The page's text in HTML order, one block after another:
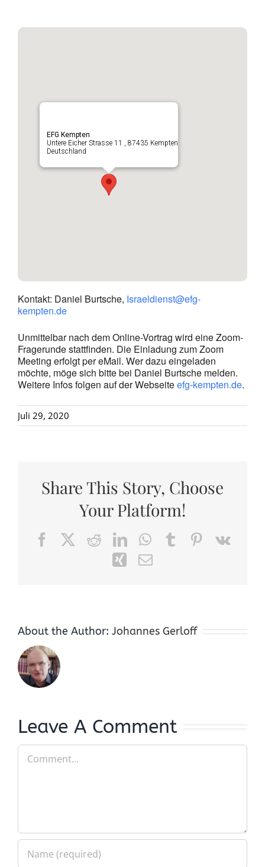
EFG Kempten
Untere Eicher Strasse 11 , 87435 Kempten
Deutschland
Kontakt: Daniel Burtsche, Israeldienst@efg-
kempten.de
Unmittelbar nach dem Online-Vortrag wird eine Zoom-
Fragerunde stattfinden. Die Einladung zum Zoom
Meeting erfolgt per eMail. Wer dazu eingeladen
möchte, möge sich bitte bei Daniel Burtsche melden.
Weitere Infos folgen auf der Webseiteefg-kempten.de.
Juli 29, 2020
Share This Story, Choose
Your Platform!
FacebookRedditLinkedInWhatsApp
TumblrPinterest
Vk
XingEmail
About the Author: Johannes Gerloff
Leave A Comment
Comment